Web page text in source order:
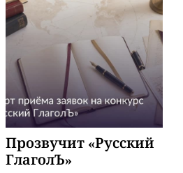
Прозвучит «Русский
ГлаголЪ»